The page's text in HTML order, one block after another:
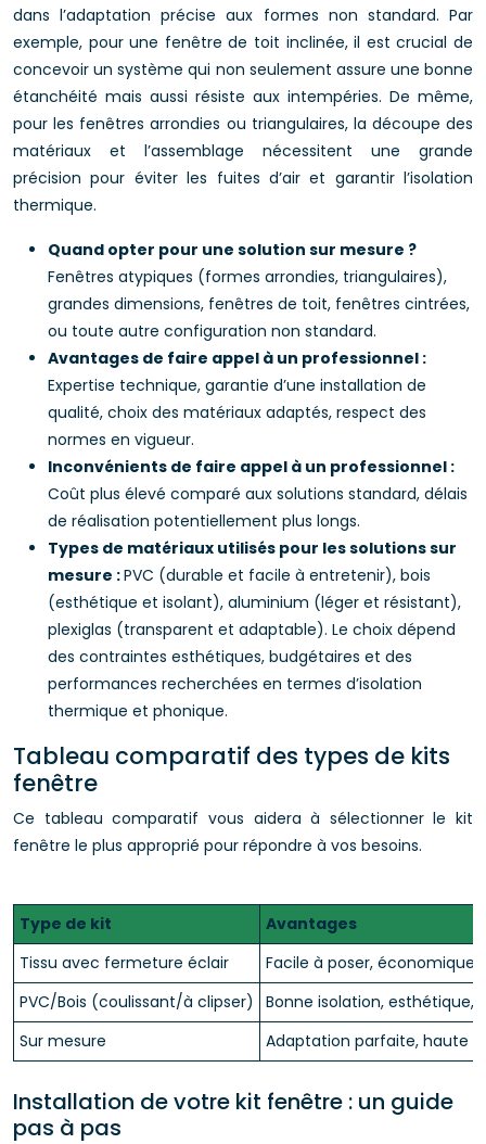
dans l’adaptation précise aux formes non standard. Par
exemple, pour une fenêtre de toit inclinée, il est crucial de
concevoir un système qui non seulement assure une bonne
étanchéité mais aussi résiste aux intempéries. De même,
pour les fenêtres arrondies ou triangulaires, la découpe des
matériaux et l’assemblage nécessitent une grande
précision pour éviter les fuites d’air et garantir l’isolation
thermique.
Quand opter pour une solution sur mesure ?
Fenêtres atypiques (formes arrondies, triangulaires),
grandes dimensions, fenêtres de toit, fenêtres cintrées,
ou toute autre configuration non standard.
Avantages de faire appel à un professionnel :
Expertise technique, garantie d’une installation de
qualité, choix des matériaux adaptés, respect des
normes en vigueur.
Inconvénients de faire appel à un professionnel :
Coût plus élevé comparé aux solutions standard, délais
de réalisation potentiellement plus longs.
Types de matériaux utilisés pour les solutions sur
mesure :PVC (durable et facile à entretenir), bois
(esthétique et isolant), aluminium (léger et résistant),
plexiglas (transparent et adaptable). Le choix dépend
des contraintes esthétiques, budgétaires et des
performances recherchées en termes d’isolation
thermique et phonique.
Tableau comparatif des types de kits
fenêtre
Ce tableau comparatif vous aidera à sélectionner le kit
fenêtre le plus approprié pour répondre à vos besoins.
Type de kit
Avantages
Tissu avec fermeture éclair
Facile à poser, économique
PVC/Bois (coulissant/à clipser)
Bonne isolation, esthétique,
Sur mesure
Adaptation parfaite, haute
Installation de votre kit fenêtre : un guide
pas à pas